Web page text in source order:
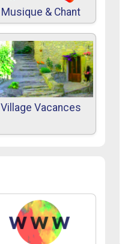
Musique & Chant
Village Vacances